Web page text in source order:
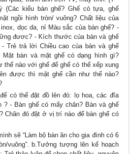
(Các kiểu bàn ghế? Ghế có tựa, ghế
ngồi hình tròn/ vuông? Chất liệu của
dọc da, nỉ Màu sắc của bàn ghế? -
đươc? - Kích thước của bàn và ghế
Trẻ trả lời Chiều cao của bàn và ghế
bàn và mặt ghế có dạng hình gì?
thế nào với ghế để ghế có thể xếp xung
được thì mặt ghế cần như thế nào?
có thể đặt đồ lên đó: lọ hoa, các đĩa
? - Bàn ghế có mấy chân? Bàn và ghế
Chân đó đặt ở vị trí nào để bàn ghế có
sẽ “Làm bộ bàn ăn cho gia đình có 6
vuông”. b.Tưởng tượng lên kế hoạch